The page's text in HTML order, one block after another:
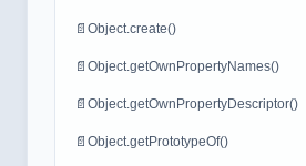
📄 Object.create()
📄 Object.getOwnPropertyNames()
📄 Object.getOwnPropertyDescriptor()
📄 Object.getPrototypeOf()